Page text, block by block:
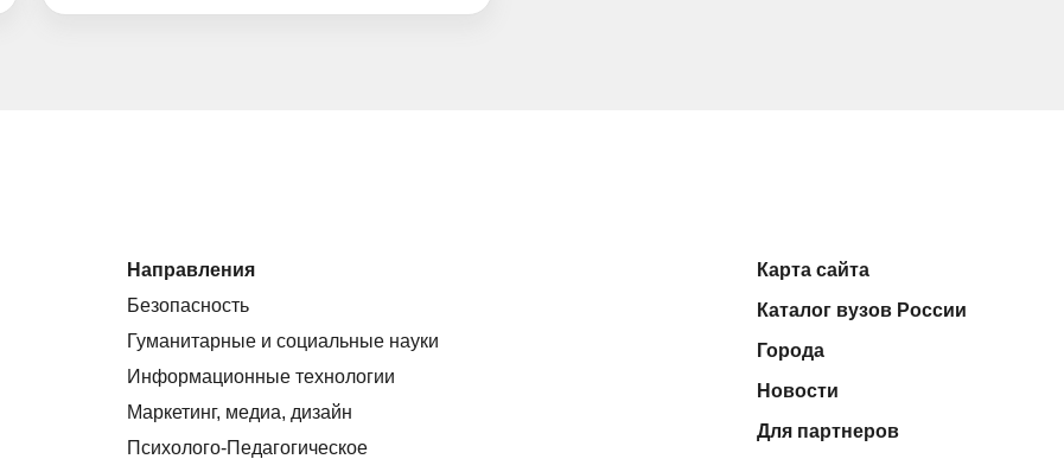
Направления
Безопасность
Гуманитарные и социальные науки
Информационные технологии
Маркетинг, медиа, дизайн
Психолого-Педагогическое
Карта сайта
Каталог вузов России
Города
Новости
Для партнеров